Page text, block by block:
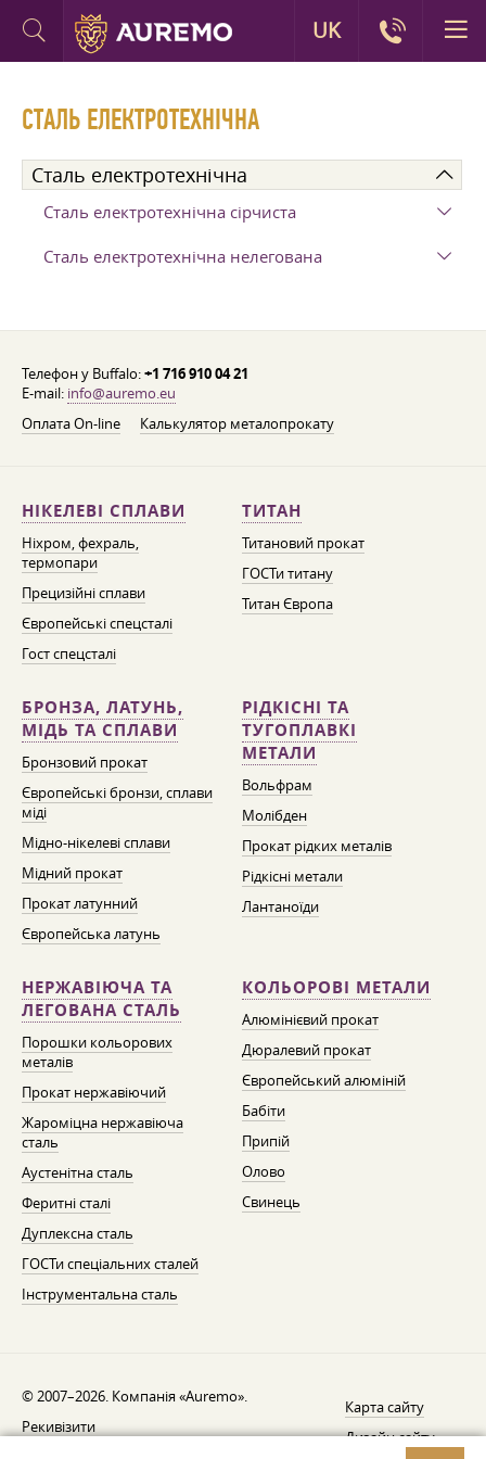
СТАЛЬ ЕЛЕКТРОТЕХНІЧНА
Сталь електротехнічна
Сталь електротехнічна сірчиста
Сталь електротехнічна нелегована
Телефон у Buffalo:+1 716 910 04 21
E-mail: info@auremo.eu
Оплата On-line
Калькулятор металопрокату
НІКЕЛЕВІ СПЛАВИ
Ніхром, фехраль,
термопари
Прецизійні сплави
Європейські спецсталі
Гост спецсталі
ТИТАН
Титановий прокат
ГОСТи титану
Титан Європа
БРОНЗА, ЛАТУНЬ,
МІДЬ ТА СПЛАВИ
Бронзовий прокат
Європейські бронзи, сплави
міді
Мідно-нікелеві сплави
Мідний прокат
Прокат латунний
Європейська латунь
РІДКІСНІ ТА
ТУГОПЛАВКІ
МЕТАЛИ
Вольфрам
Молібден
Прокат рідких металів
Рідкісні метали
Лантаноїди
НЕРЖАВІЮЧА ТА
ЛЕГОВАНА СТАЛЬ
Порошки кольорових
металів
Прокат нержавіючий
Жароміцна нержавіюча
сталь
Аустенітна сталь
Феритні сталі
Дуплексна сталь
ГОСТи спеціальних сталей
Інструментальна сталь
КОЛЬОРОВІ МЕТАЛИ
Алюмінієвий прокат
Дюралевий прокат
Європейський алюміній
Бабіти
Припій
Олово
Свинець
© 2007–2026. Компанія «Auremo».
Рекивізити
Карта сайту
Дизайн сайту —
UK